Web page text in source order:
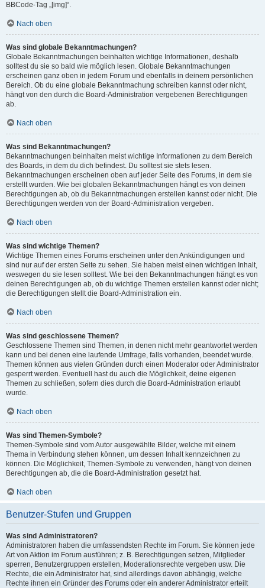
BBCode-Tag „[img]“.
Nach oben
Was sind globale Bekanntmachungen?
Globale Bekanntmachungen beinhalten wichtige Informationen, deshalb
solltest du sie so bald wie möglich lesen. Globale Bekanntmachungen
erscheinen ganz oben in jedem Forum und ebenfalls in deinem persönlichen
Bereich. Ob du eine globale Bekanntmachung schreiben kannst oder nicht,
hängt von den durch die Board-Administration vergebenen Berechtigungen
ab.
Nach oben
Was sind Bekanntmachungen?
Bekanntmachungen beinhalten meist wichtige Informationen zu dem Bereich
des Boards, in dem du dich befindest. Du solltest sie stets lesen.
Bekanntmachungen erscheinen oben auf jeder Seite des Forums, in dem sie
erstellt wurden. Wie bei globalen Bekanntmachungen hängt es von deinen
Berechtigungen ab, ob du Bekanntmachungen erstellen kannst oder nicht. Die
Berechtigungen werden von der Board-Administration vergeben.
Nach oben
Was sind wichtige Themen?
Wichtige Themen eines Forums erscheinen unter den Ankündigungen und
sind nur auf der ersten Seite zu sehen. Sie haben meist einen wichtigen Inhalt,
weswegen du sie lesen solltest. Wie bei den Bekanntmachungen hängt es von
deinen Berechtigungen ab, ob du wichtige Themen erstellen kannst oder nicht;
die Berechtigungen stellt die Board-Administration ein.
Nach oben
Was sind geschlossene Themen?
Geschlossene Themen sind Themen, in denen nicht mehr geantwortet werden
kann und bei denen eine laufende Umfrage, falls vorhanden, beendet wurde.
Themen können aus vielen Gründen durch einen Moderator oder Administrator
gesperrt werden. Eventuell hast du auch die Möglichkeit, deine eigenen
Themen zu schließen, sofern dies durch die Board-Administration erlaubt
wurde.
Nach oben
Was sind Themen-Symbole?
Themen-Symbole sind vom Autor ausgewählte Bilder, welche mit einem
Thema in Verbindung stehen können, um dessen Inhalt kennzeichnen zu
können. Die Möglichkeit, Themen-Symbole zu verwenden, hängt von deinen
Berechtigungen ab, die die Board-Administration gesetzt hat.
Nach oben
Benutzer-Stufen und Gruppen
Was sind Administratoren?
Administratoren haben die umfassendsten Rechte im Forum. Sie können jede
Art von Aktion im Forum ausführen; z. B. Berechtigungen setzen, Mitglieder
sperren, Benutzergruppen erstellen, Moderationsrechte vergeben usw. Die
Rechte, die ein Administrator hat, sind allerdings davon abhängig, welche
Rechte ihnen ein Gründer des Forums oder ein anderer Administrator erteilt